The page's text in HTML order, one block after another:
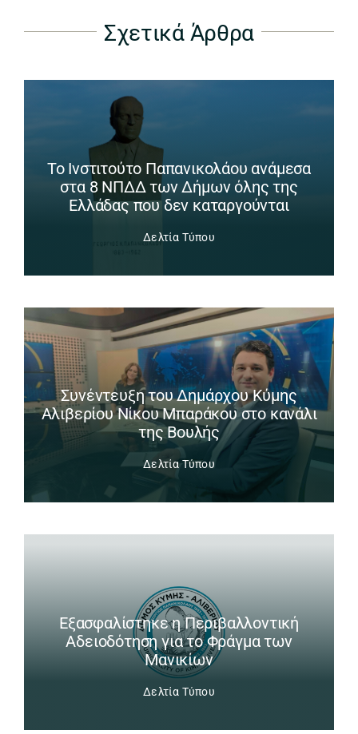
Σχετικά Άρθρα
Το Ινστιτούτο Παπανικολάου ανάμεσα
στα 8 ΝΠΔΔ των Δήμων όλης της
Ελλάδας που δεν καταργούνται
Δελτία Τύπου
Συνέντευξη του Δημάρχου Κύμης
Αλιβερίου Νίκου Μπαράκου στο κανάλι
της Βουλής
Δελτία Τύπου
Εξασφαλίστηκε η Περιβαλλοντική
Αδειοδότηση για το Φράγμα των
Μανικίων
Δελτία Τύπου